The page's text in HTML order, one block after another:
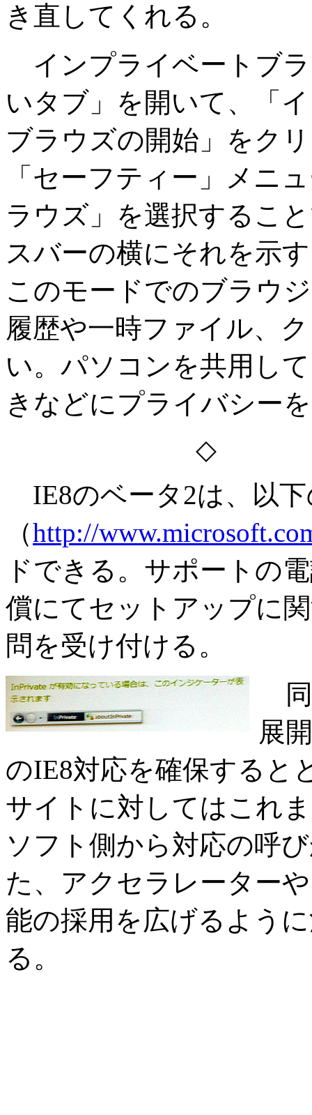
き直してくれる。
インプライベートブ
いタブ」を開いて、「
ブラウズの開始」をク
「セーフティー」メニ
ラウズ」を選択するこ
スバーの横にそれを示
このモードでのブラウ
履歴や一時ファイル、
い。パソコンを共用し
きなどにプライバシー
◇
IE8のベータ2は、以
（http://
ドできる。サポートの
償にてセットアップに
問を受け付ける。
同
展
のIE8対応を確保すると
サイトに対してはこれ
ソフト側から対応の呼
た、アクセラレーター
能の採用を広げるよう
る。